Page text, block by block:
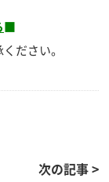
ださい。
次の記事 >